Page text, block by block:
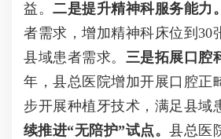
益。 二是提升精神科服务能力。
者需求，增加精神科床位到30
县域患者需求。 三是拓展口腔
年，县总医院增加开展口腔正
步开展种植牙技术，满足县域
续推进“无陪护”试点。县总医